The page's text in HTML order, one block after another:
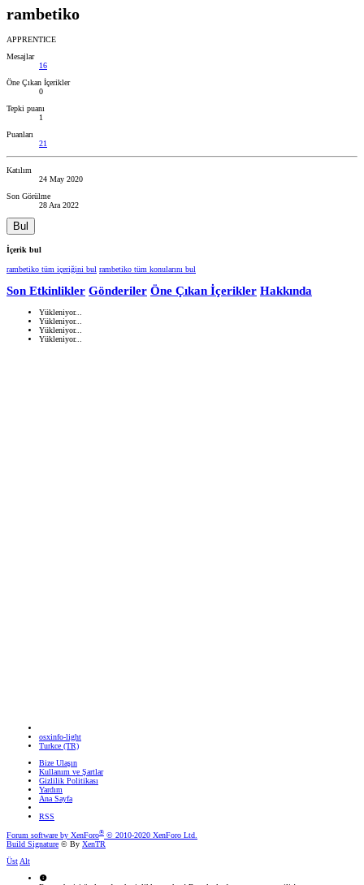
rambetiko
APPRENTICE
Mesajlar
16
Öne Çıkan İçerikler
0
Tepki puanı
1
Puanları
21
Katılım
24 May 2020
Son Görülme
28 Ara 2022
Bul
İçerik bul
rambetiko tüm içeriğini bul rambetiko tüm konularını bul
Son Etkinlikler Gönderiler Öne Çıkan İçerikler Hakkında
Yükleniyor...
Yükleniyor...
Yükleniyor...
Yükleniyor...
osxinfo-light
Turkce (TR)
Bize Ulaşın
Kullanım ve Şartlar
Gizlilik Politikası
Yardım
Ana Sayfa
RSS
Forum software by XenForo® © 2010-2020 XenForo Ltd.
Build Signature © By XenTR
ÜstAlt